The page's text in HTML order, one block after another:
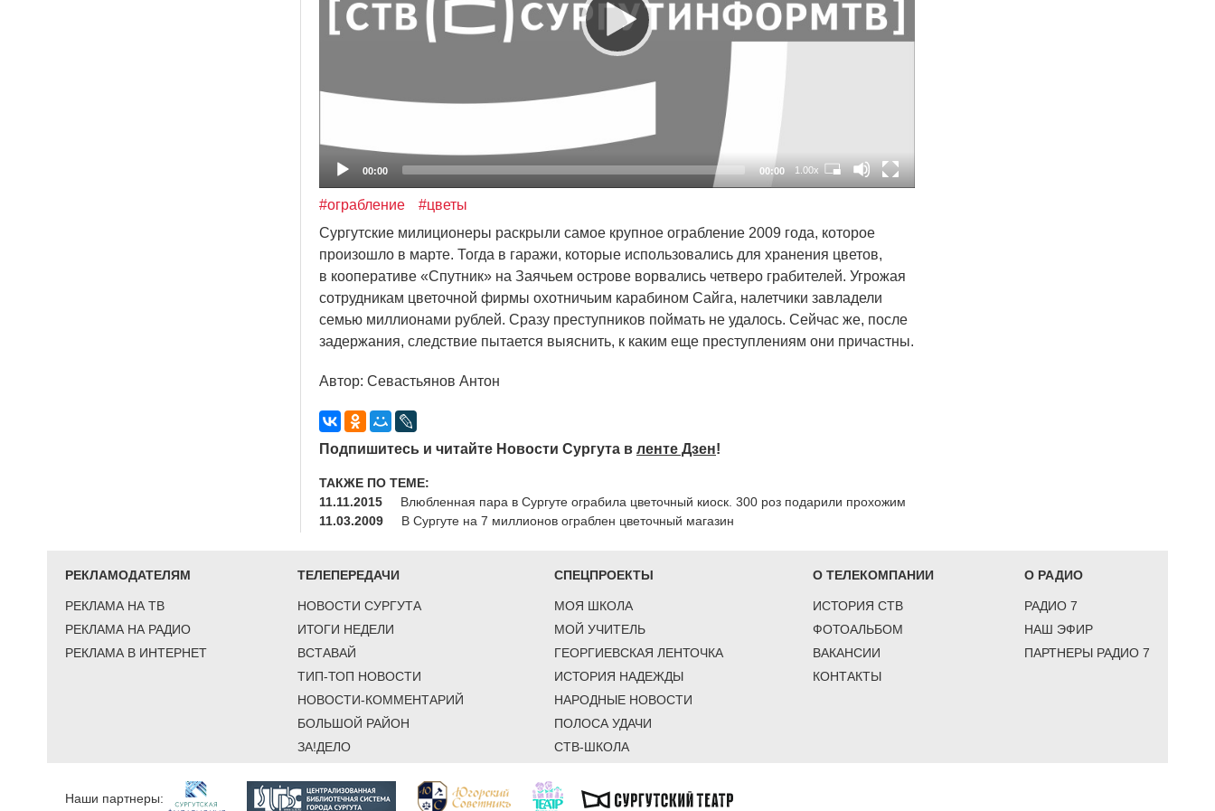
00:00 00:00 1.00x
#ограбление
#цветы
Сургутские милиционеры раскрыли самое крупное ограбление 2009 года, которое
произошло в марте. Тогда в гаражи, которые использовались для хранения цветов,
в кооперативе «Спутник» на Заячьем острове ворвались четверо грабителей. Угрожая
сотрудникам цветочной фирмы охотничьим карабином Сайга, налетчики завладели
семью миллионами рублей. Сразу преступников поймать не удалось. Сейчас же, после
задержания, следствие пытается выяснить, к каким еще преступлениям они причастны.
Автор: Севастьянов Антон
Подпишитесь и читайте Новости Сургута в ленте Дзен!
ТАКЖЕ ПО ТЕМЕ:
11.11.2015
Влюбленная пара в Сургуте ограбила цветочный киоск. 300 роз подарили прохожим
11.03.2009
В Сургуте на 7 миллионов ограблен цветочный магазин
РЕКЛАМОДАТЕЛЯМ
РЕКЛАМА НА ТВ
РЕКЛАМА НА РАДИО
РЕКЛАМА В ИНТЕРНЕТ
ТЕЛЕПЕРЕДАЧИ
НОВОСТИ СУРГУТА
ИТОГИ НЕДЕЛИ
ВСТАВАЙ
ТИП-ТОП НОВОСТИ
НОВОСТИ-КОММЕНТАРИЙ
БОЛЬШОЙ РАЙОН
ЗА!ДЕЛО
СПЕЦПРОЕКТЫ
МОЯ ШКОЛА
МОЙ УЧИТЕЛЬ
ГЕОРГИЕВСКАЯ ЛЕНТОЧКА
ИСТОРИЯ НАДЕЖДЫ
НАРОДНЫЕ НОВОСТИ
ПОЛОСА УДАЧИ
СТВ-ШКОЛА
О ТЕЛЕКОМПАНИИ
ИСТОРИЯ СТВ
ФОТОАЛЬБОМ
ВАКАНСИИ
КОНТАКТЫ
О РАДИО
РАДИО 7
НАШ ЭФИР
ПАРТНЕРЫ РАДИО 7
Наши партнеры: